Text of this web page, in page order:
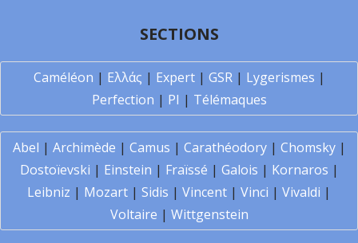
SECTIONS
Caméléon | Ελλάς | Expert| GSR| Lygerismes |
Perfection | PI | Télémaques
Abel | Archimède | Camus | Carathéodory| Chomsky|
Dostoïevski | Einstein | Fraïssé | Galois | Kornaros |
Leibniz | Mozart | Sidis | Vincent | Vinci | Vivaldi |
Voltaire | Wittgenstein